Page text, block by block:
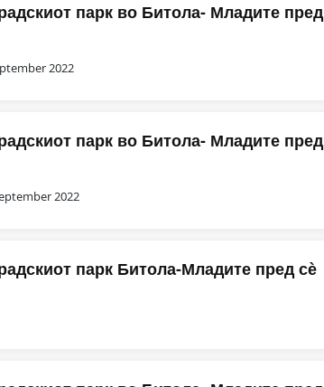
парк во Битола- Младите пред
2022
парк во Битола- Младите пред
2022
парк Битола-Младите пред сѐ